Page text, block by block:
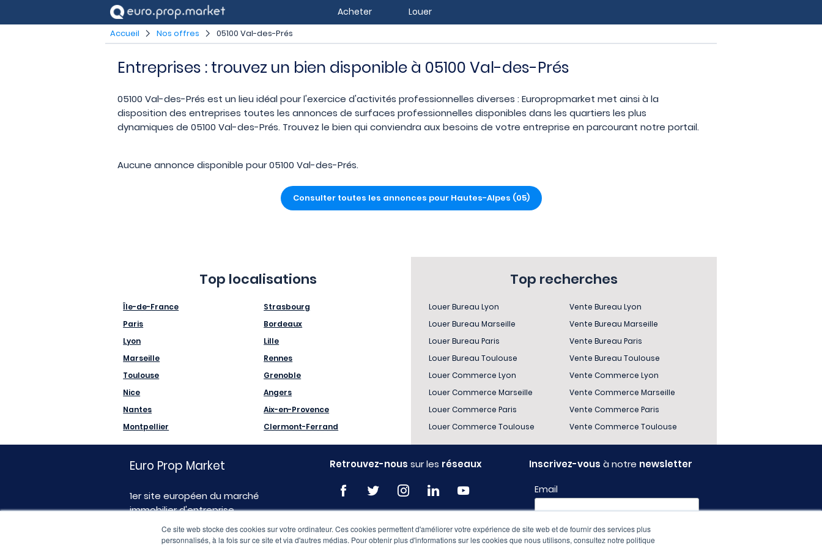
Ce site web stocke des cookies sur votre ordinateur. Ces cookies permettent d'améliorer votre expérience de site web et de fournir des services plus
personnalisés, à la fois sur ce site et via d'autres médias. Pour obtenir plus d'informations sur les cookies que nous utilisons, consultez notre politique
Acheter Louer
Accueil Nos offres 05100 Val-des-Prés
Entreprises : trouvez un bien disponible à 05100 Val-des-Prés
05100 Val-des-Prés est un lieu idéal pour l'exercice d'activités professionnelles diverses : Europropmarket met ainsi à la
disposition des entreprises toutes les annonces de surfaces professionnelles disponibles dans les quartiers les plus
dynamiques de 05100 Val-des-Prés. Trouvez le bien qui conviendra aux besoins de votre entreprise en parcourant notre portail.
Aucune annonce disponible pour 05100 Val-des-Prés.
Consulter toutes les annonces pour Hautes-Alpes (05)
Top localisations
Île-de-France
Paris
Lyon
Marseille
Toulouse
Nice
Nantes
Montpellier
Strasbourg
Bordeaux
Lille
Rennes
Grenoble
Angers
Aix-en-Provence
Clermont-Ferrand
Top recherches
Louer Bureau Lyon
Louer Bureau Marseille
Louer Bureau Paris
Louer Bureau Toulouse
Louer Commerce Lyon
Louer Commerce Marseille
Louer Commerce Paris
Louer Commerce Toulouse
Vente Bureau Lyon
Vente Bureau Marseille
Vente Bureau Paris
Vente Bureau Toulouse
Vente Commerce Lyon
Vente Commerce Marseille
Vente Commerce Paris
Vente Commerce Toulouse
Euro Prop Market
1er site européen du marché
immobilier d'entreprise
Retrouvez-nous sur les réseaux Inscrivez-vous à notre newsletter
Email
Profil